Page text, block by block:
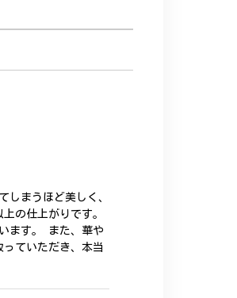
しまうほど美しく、
の仕上がりです。
ます。 また、華や
ていただき、本当